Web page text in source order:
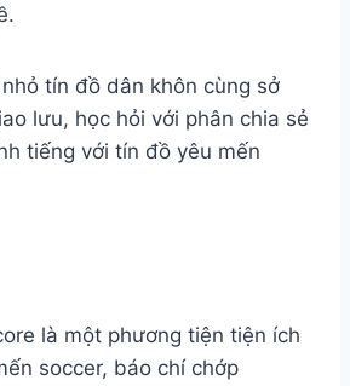
tín đồ dân khôn cùng sở
lưu, học hỏi với phân chia sẻ
tiếng với tín đồ yêu mến
là một phương tiện tiện ích
soccer, báo chí chớp